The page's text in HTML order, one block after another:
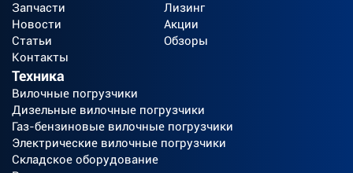
Запчасти
Лизинг
Новости
Акции
Статьи
Обзоры
Контакты
Техника
Вилочные погрузчики
Дизельные вилочные погрузчики
Газ-бензиновые вилочные погрузчики
Электрические вилочные погрузчики
Складское оборудование